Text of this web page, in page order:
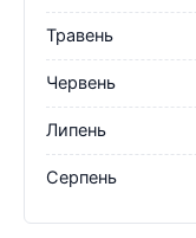
Травень
Червень
Липень
Серпень